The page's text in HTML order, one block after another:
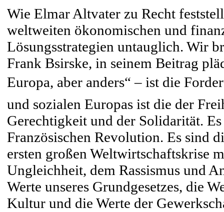
Wie Elmar Altvater zu Recht
weltweiten ökonomischen und
Lösungsstrategien untauglich. Wir
Frank Bsirske, in seinem Beitrag
Europa, aber anders“ – ist die
und sozialen Europas ist die der
Gerechtigkeit und der Solidarität.
Französischen Revolution. Es sind
ersten großen Weltwirtschaftskrise
Ungleichheit, dem Rassismus und
Werte unseres Grundgesetzes, die
Kultur und die Werte der